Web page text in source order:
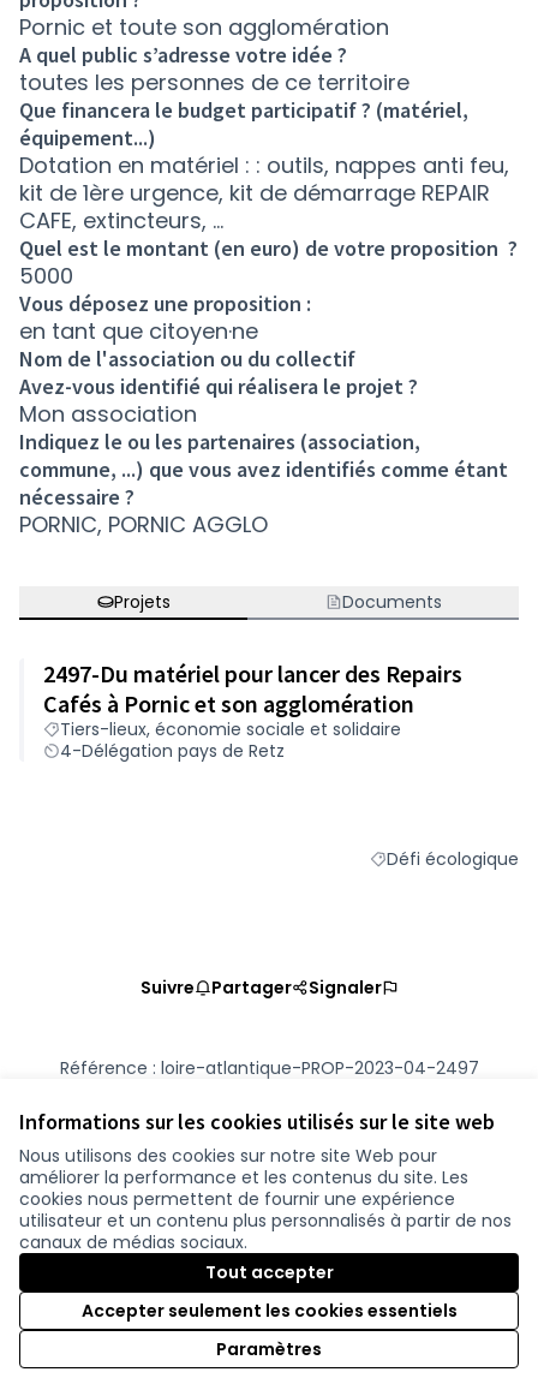
Informations sur les cookies utilisés sur le site web
Nous utilisons des cookies sur notre site Web pour
améliorer la performance et les contenus du site. Les
cookies nous permettent de fournir une expérience
utilisateur et un contenu plus personnalisés à partir de nos
canaux de médias sociaux.
Tout accepter
Accepter seulement les cookies essentiels
Paramètres
Pornic et toute son agglomération
A quel public s’adresse votre idée ?
toutes les personnes de ce territoire
Que financera le budget participatif ? (matériel,
équipement...)
Dotation en matériel : : outils, nappes anti feu,
kit de 1ère urgence, kit de démarrage REPAIR
CAFE, extincteurs, ...
Quel est le montant (en euro) de votre proposition ?
5000
Vous déposez une proposition :
en tant que citoyen·ne
Nom de l'association ou du collectif
Avez-vous identifié qui réalisera le projet ?
Mon association
Indiquez le ou les partenaires (association,
commune, ...) que vous avez identifiés comme étant
nécessaire ?
PORNIC, PORNIC AGGLO
Projets Documents
2497-Du matériel pour lancer des Repairs
Cafés à Pornic et son agglomération
Tiers-lieux, économie sociale et solidaire
4-Délégation pays de Retz
Filtrer les résultats
Défi écologique
Suivre Partager Signaler
Référence : loire-atlantique-PROP-2023-04-2497
Vérifiez l'empreinte numérique
Conditions d'utilisation
Paramètres des cookies
participer.loire-atlantique.fr sur Facebook
(Nouvelle fenêtre)
participer.loire-atlantique.fr sur Instagram
(Nouvelle fenêtre)
participer.loire-atlantique.fr sur YouTube
(Nouvelle fenêtre)
Site réalisé grâce aulogiciel libre Decidim .
Licence
(Nouvelle